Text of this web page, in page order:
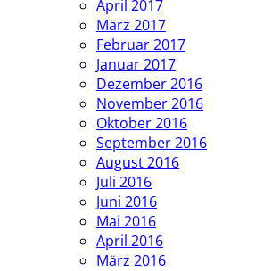
April 2017
März 2017
Februar 2017
Januar 2017
Dezember 2016
November 2016
Oktober 2016
September 2016
August 2016
Juli 2016
Juni 2016
Mai 2016
April 2016
März 2016